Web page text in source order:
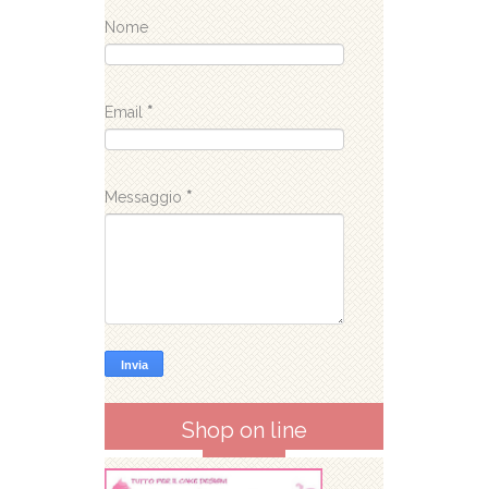
Nome
Email *
Messaggio *
Shop on line